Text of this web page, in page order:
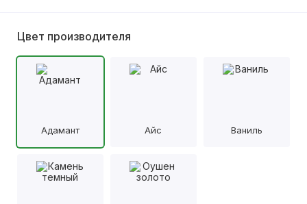
Цвет производителя
Адамант Айс Ваниль